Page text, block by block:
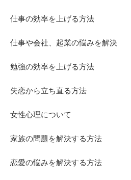
仕事の効率を上げる方法
仕事や会社、起業の悩みを解決
勉強の効率を上げる方法
失恋から立ち直る方法
女性心理について
家族の問題を解決する方法
恋愛の悩みを解決する方法